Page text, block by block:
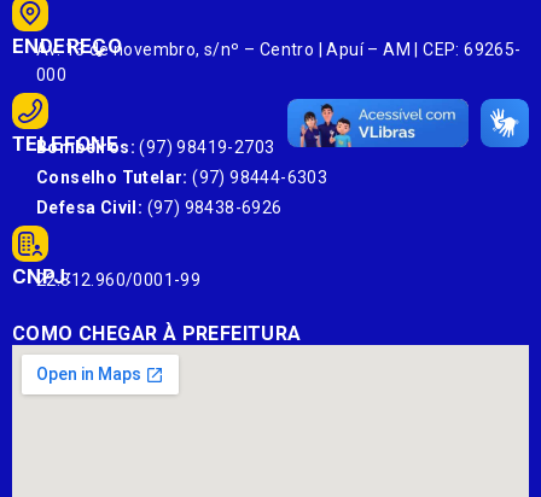
ENDEREÇO
Av. 13 de novembro, s/nº – Centro | Apuí – AM | CEP: 69265-
000
TELEFONE
Bombeiros: (97) 98419-2703
Conselho Tutelar: (97) 98444-6303
Defesa Civil: (97) 98438-6926
CNPJ:
22.812.960/0001-99
COMO CHEGAR À PREFEITURA